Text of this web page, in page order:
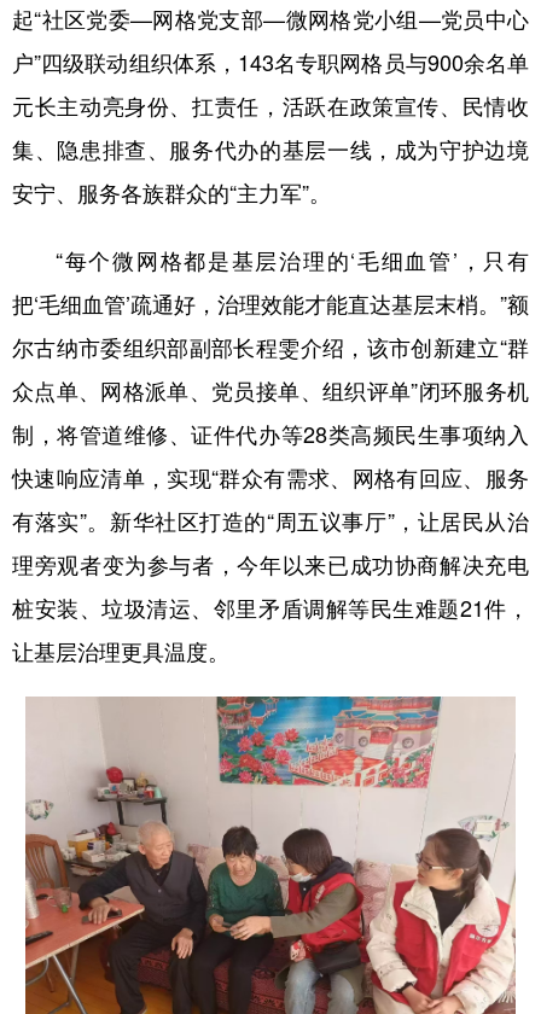
新疆 内蒙古 黑龙江
English Español Français
起“社区党委—网格党支部—微网格党小组—党员中心
户”四级联动组织体系，143名专职网格员与900余名单
元长主动亮身份、扛责任，活跃在政策宣传、民情收
集、隐患排查、服务代办的基层一线，成为守护边境
安宁、服务各族群众的“主力军”。
“每个微网格都是基层治理的‘毛细血管’，只有
把‘毛细血管’疏通好，治理效能才能直达基层末梢。”额
尔古纳市委组织部副部长程雯介绍，该市创新建立“群
众点单、网格派单、党员接单、组织评单”闭环服务机
制，将管道维修、证件代办等28类高频民生事项纳入
快速响应清单，实现“群众有需求、网格有回应、服务
有落实”。新华社区打造的“周五议事厅”，让居民从治
理旁观者变为参与者，今年以来已成功协商解决充电
桩安装、垃圾清运、邻里矛盾调解等民生难题21件，
让基层治理更具温度。